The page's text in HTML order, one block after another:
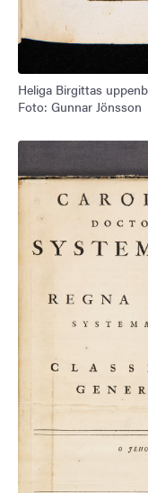
Heliga Birgittas
Foto: Gunnar Jönsson